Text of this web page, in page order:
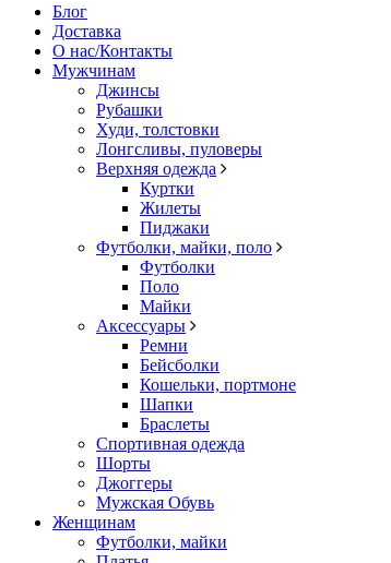
Блог
Доставка
О нас/Контакты
Мужчинам
Джинсы
Рубашки
Худи, толстовки
Лонгсливы, пуловеры
Верхняя одежда
Куртки
Жилеты
Пиджаки
Футболки, майки, поло
Футболки
Поло
Майки
Аксессуары
Ремни
Бейсболки
Кошельки, портмоне
Шапки
Браслеты
Спортивная одежда
Шорты
Джоггеры
Мужская Обувь
Женщинам
Футболки, майки